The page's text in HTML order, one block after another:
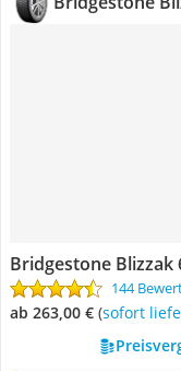
Bridgestone Blizzak
144
ab 263,00 € ( Sofort